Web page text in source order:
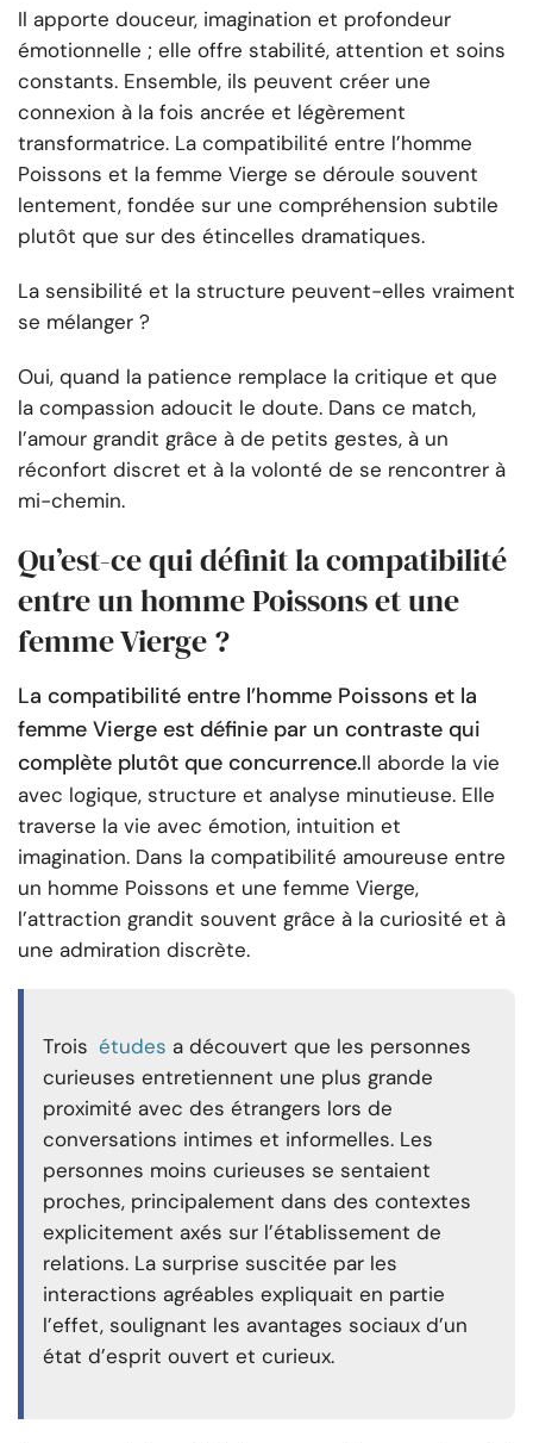
Il apporte douceur, imagination et profondeur
émotionnelle ; elle offre stabilité, attention et soins
constants. Ensemble, ils peuvent créer une
connexion à la fois ancrée et légèrement
transformatrice. La compatibilité entre l’homme
Poissons et la femme Vierge se déroule souvent
lentement, fondée sur une compréhension subtile
plutôt que sur des étincelles dramatiques.
La sensibilité et la structure peuvent-elles vraiment
se mélanger ?
Oui, quand la patience remplace la critique et que
la compassion adoucit le doute. Dans ce match,
l’amour grandit grâce à de petits gestes, à un
réconfort discret et à la volonté de se rencontrer à
mi-chemin.
Qu’est-ce qui définit la compatibilité
entre un homme Poissons et une
femme Vierge ?
La compatibilité entre l’homme Poissons et la
femme Vierge est définie par un contraste qui
complète plutôt que concurrence.Il aborde la vie
avec logique, structure et analyse minutieuse. Elle
traverse la vie avec émotion, intuition et
imagination. Dans la compatibilité amoureuse entre
un homme Poissons et une femme Vierge,
l’attraction grandit souvent grâce à la curiosité et à
une admiration discrète.
Trois études a découvert que les personnes
curieuses entretiennent une plus grande
proximité avec des étrangers lors de
conversations intimes et informelles. Les
personnes moins curieuses se sentaient
proches, principalement dans des contextes
explicitement axés sur l’établissement de
relations. La surprise suscitée par les
interactions agréables expliquait en partie
l’effet, soulignant les avantages sociaux d’un
état d’esprit ouvert et curieux.